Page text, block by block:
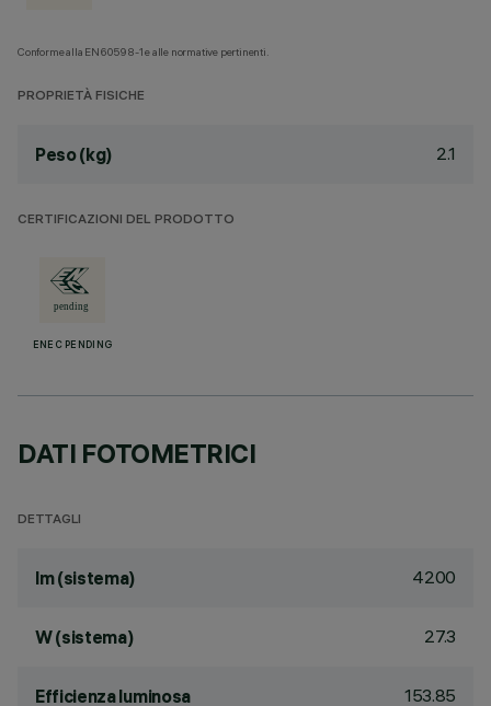
Conforme alla EN60598-1 e alle normative pertinenti.
PROPRIETÀ FISICHE
Peso (kg) 2.1
CERTIFICAZIONI DEL PRODOTTO
ENEC PENDING
DATI FOTOMETRICI
DETTAGLI
lm (sistema) 4200
W (sistema) 27.3
Efficienza luminosa 153.85